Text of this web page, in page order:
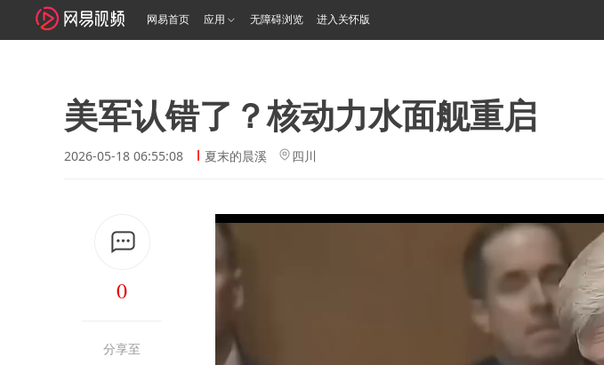
网易首页 应用 无障碍浏览 进入关怀版
美军认错了？核动力水面舰重启
2026-05-18 06:55:08 夏末的晨溪 四川
0
分享至